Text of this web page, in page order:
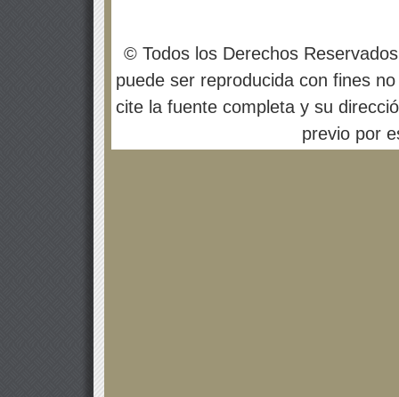
© Todos los Derechos
puede ser reproducida con fines
cite la fuente completa y su
previo por